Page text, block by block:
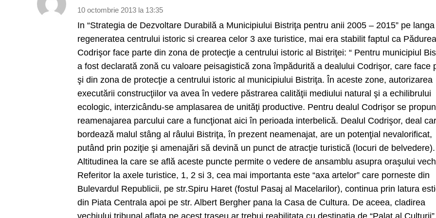
10 octombrie 2013 la 13:35
In “Strategia de Dezvoltare Durabilă a Municipiului Bistriţa pentru anii 2005 – 2015” pe langa
regeneratea centrului istoric si crearea celor 3 axe turistice, mai era stabilit faptul ca Pădurea
Codrişor face parte din zona de protecţie a centrului istoric al Bistriţei: “ Pentru municipiul
a fost declarată zonă cu valoare peisagistică zona împădurită a dealului Codrişor, care face
şi din zona de protecţie a centrului istoric al municipiului Bistriţa. În aceste zone, autorizarea
executării construcţiilor va avea în vedere păstrarea calităţii mediului natural şi a echilibrului
ecologic, interzicându-se amplasarea de unităţi productive. Pentru dealul Codrişor se
reamenajarea parcului care a funcţionat aici în perioada interbelică. Dealul Codrişor, deal
bordează malul stâng al râului Bistriţa, în prezent neamenajat, are un potenţial nevalorificat,
putând prin poziţie şi amenajări să devină un punct de atracţie turistică (locuri de belvedere).
Altitudinea la care se află aceste puncte permite o vedere de ansamblu asupra oraşului
Referitor la axele turistice, 1, 2 si 3, cea mai importanta este “axa artelor” care porneste din
Bulevardul Republicii, pe str.Spiru Haret (fostul Pasaj al Macelarilor), continua prin latura
din Piata Centrala apoi pe str. Albert Bergher pana la Casa de Cultura. De aceea, cladirea
vechiului tribunal aflata pe acest traseu ar trebui reabilitata cu destinatia de “Palat al Culturii”.